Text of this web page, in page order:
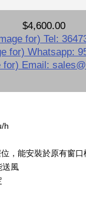
$4,600.00
h
，能安裝於原有窗口
送風